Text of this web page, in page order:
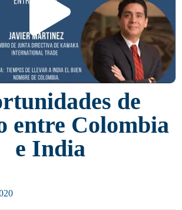
de
entre Colombia
e India